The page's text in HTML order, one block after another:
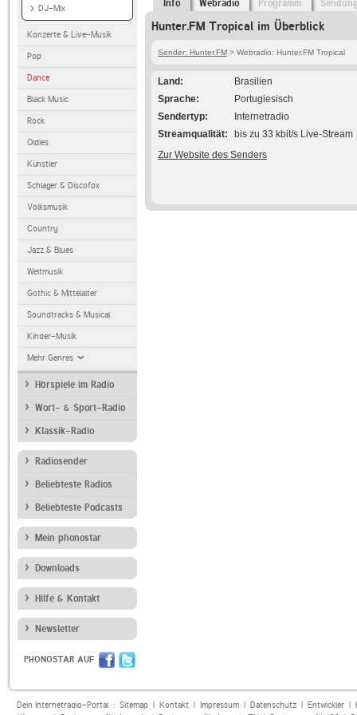
DJ-Mix
Konzerte & Live-Musik
Pop
Dance
Black Music
Rock
Oldies
Künstler
Schlager & Discofox
Volksmusik
Country
Jazz & Blues
Weltmusik
Gothic & Mittelalter
Soundtracks & Musical
Kinder-Musik
Mehr Genres
Hörspiele im Radio
Wort- & Sport-Radio
Klassik-Radio
Radiosender
Beliebteste Radios
Beliebteste Podcasts
Mein phonostar
Downloads
Hilfe & Kontakt
Newsletter
PHONOSTAR AUF
Info Webradio Programm
Hunter.FM Tropical im Überblick
Sender: Hunter.FM > Webradio: Hunter.FM Tropical
Land
Brasilien
Sprache
Portugiesisch
Sendertyp
Internetradio
Streamqualität
bis zu 33 kbit/s Live-Stream
Zur Website des Senders
Dein Internetradio-Portal : Sitemap| Kontakt| Impressum| Datenschutz| Entwickler|